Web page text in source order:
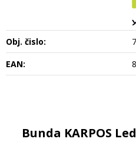
Obj. čislo:
EAN:
Bunda KARPOS